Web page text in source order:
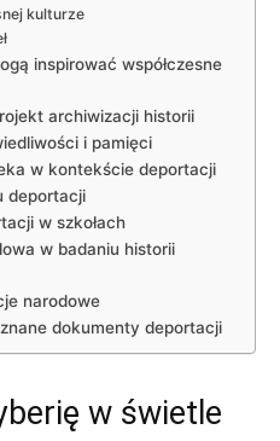
kulturze
inspirować współczesne
archiwizacji historii
i pamięci
w kontekście deportacji
deportacji
w szkołach
w badaniu historii
narodowe
dokumenty deportacji
w świetle